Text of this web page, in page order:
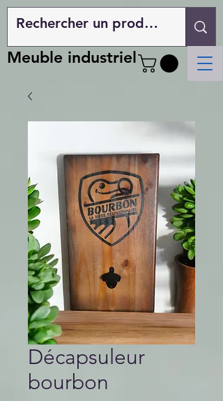
Meuble industriel
Décapsuleur
bourbon